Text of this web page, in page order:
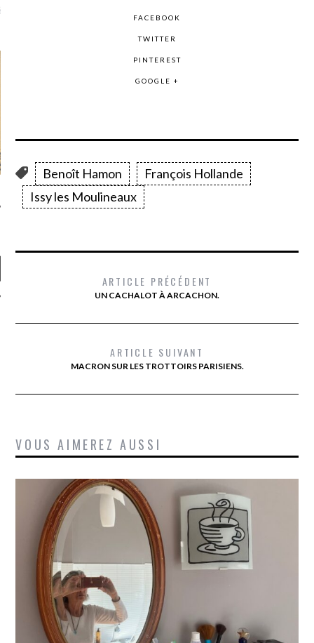
je ne parle presque que
FACEBOOK
TWITTER
PINTEREST
GOOGLE +
Benoît Hamon
François Hollande
Issy les Moulineaux
ARTICLE PRÉCÉDENT
UN CACHALOT À ARCACHON.
ARTICLE SUIVANT
MACRON SUR LES TROTTOIRS PARISIENS.
VOUS AIMEREZ AUSSI